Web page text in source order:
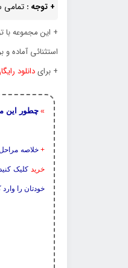
+ توجه : تمامی
+ این مجموعه
استثنائی آماده
+ برایدانلود
»چطور این
+خلاصه
خرید کلیک
خودتان را